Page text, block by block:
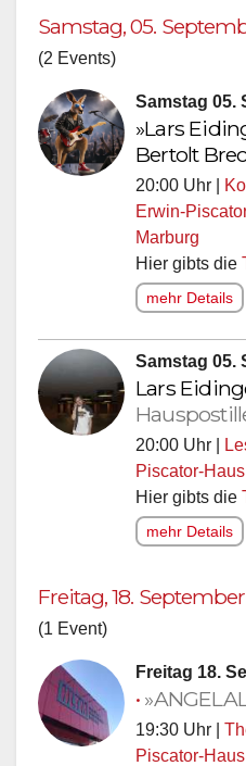
Samstag, 05.
(2 Events)
Samstag 05.
»Lars
Bertolt
20:00 Uhr |
Erwin-
Marburg
Hier gibts die
mehr Details
Samstag 05.
Lars
20:00 Uhr |
Piscator-
Hier gibts die
mehr Details
Freitag, 18.
(1 Event)
Freitag 18.
•
19:30 Uhr |
Piscator-